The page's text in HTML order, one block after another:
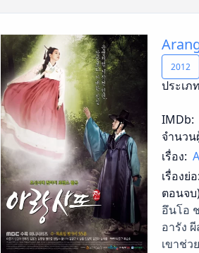
2012
ประเภ
IMDb:
จำนว
เรื่อง:
เรื่องย่อ:
ตอนจบ
อึนโอ
อารัง
เขาช่ว